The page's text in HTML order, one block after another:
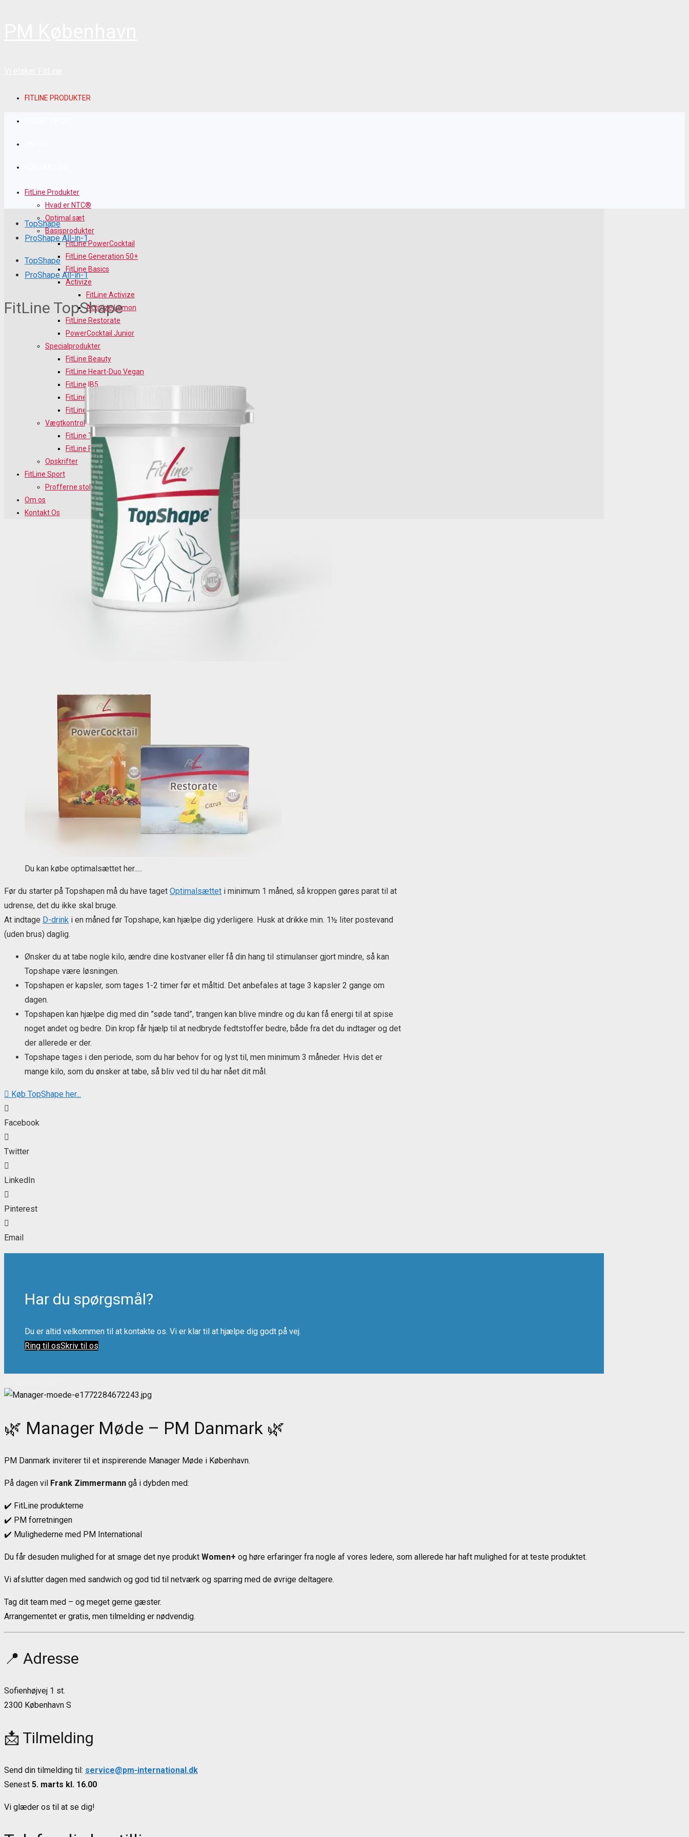
FITLINE PRODUKTER
FitLine Produkter
Hvad er NTC®
Optimal sæt
Basisprodukter
FitLine PowerCocktail
FitLine Generation 50+
FitLine Basics
Activize
FitLine Activize
Activize Lemon
FitLine Restorate
PowerCocktail Junior
Specialprodukter
FitLine Beauty
FitLine Heart-Duo Vegan
FitLine IB5
FitLine Omega 3 Vegan
FitLine D-Drink
Vægtkontrol
FitLine TopShape
FitLine ProShape
Opskrifter
FitLine Sport
Profferne stoler på FitLine
Om os
Kontakt Os
TopShape
ProShape All-in-1
TopShape
ProShape All-in-1
FitLine TopShape
Du kan købe optimalsættet her.....
Før du starter på Topshapen må du have taget Optimalsættet i minimum 1 måned, så kroppen gøres parat til at
udrense, det du ikke skal bruge.
At indtage D-drink i en måned før Topshape, kan hjælpe dig yderligere. Husk at drikke min. 1½ liter postevand
(uden brus) daglig.
Ønsker du at tabe nogle kilo, ændre dine kostvaner eller få din hang til stimulanser gjort mindre, så kan
Topshape være løsningen.
Topshapen er kapsler, som tages 1-2 timer før et måltid. Det anbefales at tage 3 kapsler 2 gange om
dagen.
Topshapen kan hjælpe dig med din ”søde tand”, trangen kan blive mindre og du kan få energi til at spise
noget andet og bedre. Din krop får hjælp til at nedbryde fedtstoffer bedre, både fra det du indtager og det
der allerede er der.
Topshape tages i den periode, som du har behov for og lyst til, men minimum 3 måneder. Hvis det er
mange kilo, som du ønsker at tabe, så bliv ved til du har nået dit mål.
Køb TopShape her...
Facebook
Twitter
LinkedIn
Pinterest
Email
Har du spørgsmål?
Du er altid velkommen til at kontakte os. Vi er klar til at hjælpe dig godt på vej.
Ring til osSkriv til os
🌿 Manager Møde – PM Danmark 🌿
PM Danmark inviterer til et inspirerende Manager Møde i København.
På dagen vil Frank Zimmermann gå i dybden med:
✔️ FitLine produkterne
✔️ PM forretningen
✔️ Mulighederne med PM International
Du får desuden mulighed for at smage det nye produkt Women+ og høre erfaringer fra nogle af vores ledere, som allerede har haft mulighed for at teste produktet.
Vi afslutter dagen med sandwich og god tid til netværk og sparring med de øvrige deltagere.
Tag dit team med – og meget gerne gæster.
Arrangementet er gratis, men tilmelding er nødvendig.
📍 Adresse
Sofienhøjvej 1 st.
2300 København S
📩 Tilmelding
Send din tilmelding til: service@pm-international.dk
Senest 5. marts kl. 16.00
Vi glæder os til at se dig!